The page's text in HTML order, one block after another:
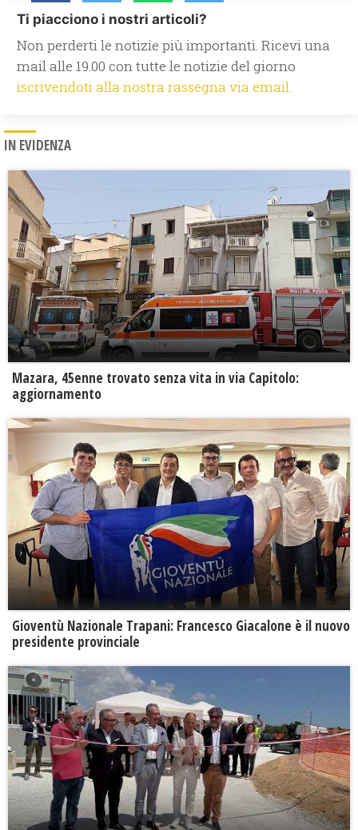
Ti piacciono i nostri articoli?
Non perderti le notizie più importanti. Ricevi una
mail alle 19.00 con tutte le notizie del giorno
iscrivendoti alla nostra rassegna via email.
IN EVIDENZA
Mazara, 45enne trovato senza vita in via Capitolo:
aggiornamento
Gioventù Nazionale Trapani: Francesco Giacalone è il nuovo
presidente provinciale